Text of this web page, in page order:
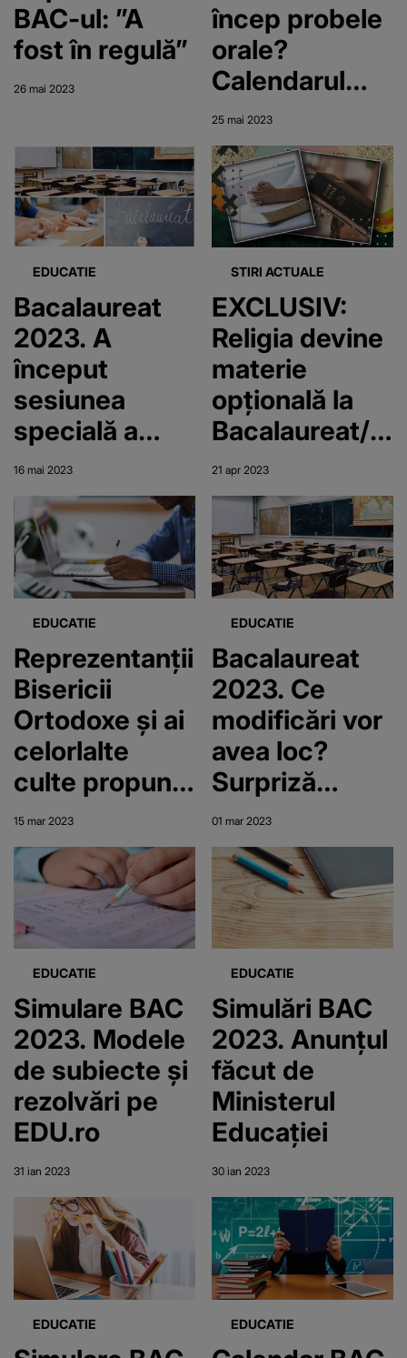
BAC-ul: ”A
fost în regulă”
26 mai 2023
încep probele
orale?
Calendarul
complet al
examenului!
25 mai 2023
EDUCATIE
Bacalaureat
2023. A
început
sesiunea
specială a
examenului.
Subiectele și
baremul de
corectare
pentru fiecare
materie!
16 mai 2023
STIRI ACTUALE
EXCLUSIV:
Religia devine
materie
opțională la
Bacalaureat/
Profesor:
”Religia este o
materie a
sufletului”
21 apr 2023
EDUCATIE
Reprezentanţii
Bisericii
Ortodoxe şi ai
celorlalte
culte propun
ca elevii să
poată alege
Religia ca
materie de
examen la
Bacalaureat
15 mar 2023
EDUCATIE
Bacalaureat
2023. Ce
modificări vor
avea loc?
Surpriză
pentru viitorii
absolvenți!
01 mar 2023
EDUCATIE
Simulare BAC
2023. Modele
de subiecte și
rezolvări pe
EDU.ro
31 ian 2023
EDUCATIE
Simulări BAC
2023. Anunțul
făcut de
Ministerul
Educației
30 ian 2023
EDUCATIE EDUCATIE